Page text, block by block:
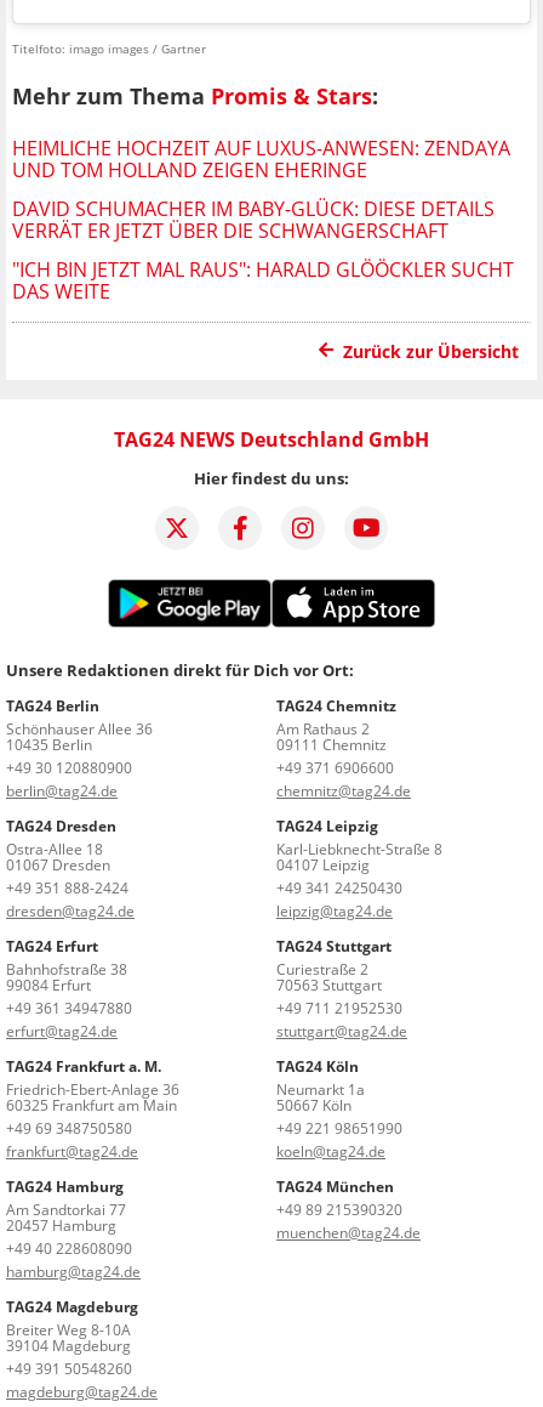
Titelfoto: imago images / Gartner
Mehr zum Thema Promis & Stars:
HEIMLICHE HOCHZEIT AUF LUXUS-ANWESEN: ZENDAYA
UND TOM HOLLAND ZEIGEN EHERINGE
DAVID SCHUMACHER IM BABY-GLÜCK: DIESE DETAILS
VERRÄT ER JETZT ÜBER DIE SCHWANGERSCHAFT
"ICH BIN JETZT MAL RAUS": HARALD GLÖÖCKLER SUCHT
DAS WEITE
Zurück zur Übersicht
TAG24 NEWS Deutschland GmbH
Hier findest du uns:
Unsere Redaktionen direkt für Dich vor Ort:
TAG24 Berlin
Schönhauser Allee 36
10435 Berlin
+49 30 120880900
berlin@tag24.de
TAG24 Chemnitz
Am Rathaus 2
09111 Chemnitz
+49 371 6906600
chemnitz@tag24.de
TAG24 Dresden
Ostra-Allee 18
01067 Dresden
+49 351 888-2424
dresden@tag24.de
TAG24 Leipzig
Karl-Liebknecht-Straße 8
04107 Leipzig
+49 341 24250430
leipzig@tag24.de
TAG24 Erfurt
Bahnhofstraße 38
99084 Erfurt
+49 361 34947880
erfurt@tag24.de
TAG24 Stuttgart
Curiestraße 2
70563 Stuttgart
+49 711 21952530
stuttgart@tag24.de
TAG24 Frankfurt a. M.
Friedrich-Ebert-Anlage 36
60325 Frankfurt am Main
+49 69 348750580
frankfurt@tag24.de
TAG24 Köln
Neumarkt 1a
50667 Köln
+49 221 98651990
koeln@tag24.de
TAG24 Hamburg
Am Sandtorkai 77
20457 Hamburg
+49 40 228608090
hamburg@tag24.de
TAG24 München
+49 89 215390320
muenchen@tag24.de
TAG24 Magdeburg
Breiter Weg 8-10A
39104 Magdeburg
+49 391 50548260
magdeburg@tag24.de